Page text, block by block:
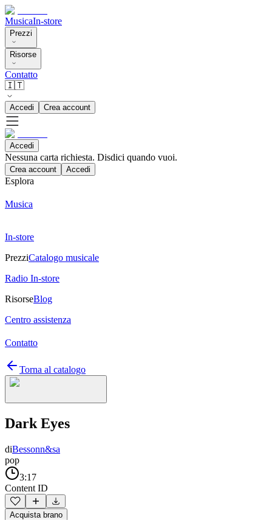
MusicaIn-store
Prezzi
Risorse
Contatto
🇮🇹
Accedi Crea account
Accedi
Nessuna carta richiesta. Disdici quando vuoi.
Crea account Accedi
Esplora
Musica
In-store
PrezziCatalogo musicale
Radio In-store
RisorseBlog
Centro assistenza
Contatto
Torna al catalogo
Dark Eyes
diBessonn&sa
pop
3:17
Content ID
Acquista brano